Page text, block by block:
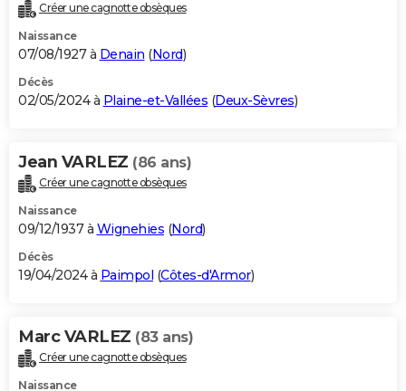
Créer une cagnotte obsèques
Naissance
07/08/1927 à Denain (Nord)
Décès
02/05/2024 à Plaine-et-Vallées (Deux-Sèvres)
Jean VARLEZ (86 ans)
Créer une cagnotte obsèques
Naissance
09/12/1937 à Wignehies (Nord)
Décès
19/04/2024 à Paimpol (Côtes-d'Armor)
Marc VARLEZ (83 ans)
Créer une cagnotte obsèques
Naissance